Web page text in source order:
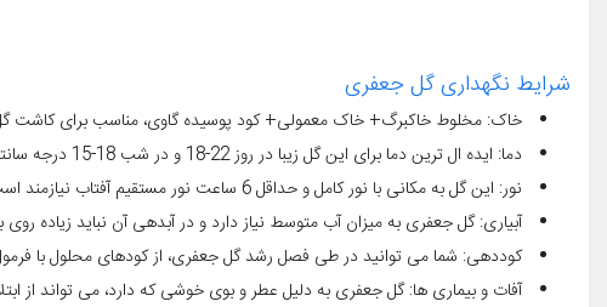
شرایط نگهداری گل جعفری
خاک: مخلوط خاکبرگ+ خاک معمولی+ کود پوسیده گاوی، مناسب برای
دما: ایده ال ترین دما برای این گل زیبا در روز 22-18 و در شب 18-15 درجه سانتی گراد می باشد.
نور: این گل به مکانی با نور کامل و حداقل 6 ساعت نور مستقیم آفتاب نیازمند است. چرا که کمبود نور سبب عدم گلدهی و ریز شدن غنچه های آن می شود.
آبیاری: گل جعفری به میزان آب متوسط نیاز دارد و در آبدهی آن نباید
کوددهی: شما می توانید در طی فصل رشد گل جعفری، از کودهای محلول با فرمول 15-15-15 هر سه الی چهار هفته یک بار استفاده
آفات و بیماری ها: گل جعفری به دلیل عطر و بوی خوشی که دارد، می تواند از